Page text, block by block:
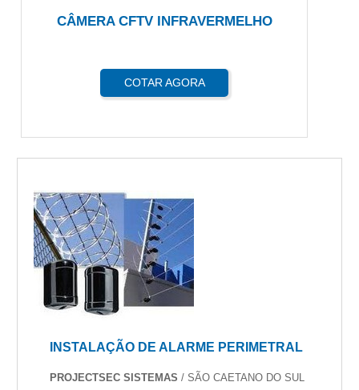
CÂMERA CFTV INFRAVERMELHO
COTAR AGORA
INSTALAÇÃO DE ALARME PERIMETRAL
PROJECTSEC SISTEMAS/ SÃO CAETANO DO SUL